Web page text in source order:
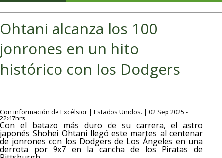
Ohtani alcanza los 100
jonrones en un hito
histórico con los Dodgers
Con información de Excélsior | Estados Unidos. | 02 Sep 2025 -
22:47hrs
Con el batazo más duro de su carrera, el astro
japonés Shohei Ohtani llegó este martes al centenar
de jonrones con los Dodgers de Los Ángeles en una
derrota por 9x7 en la cancha de los Piratas de